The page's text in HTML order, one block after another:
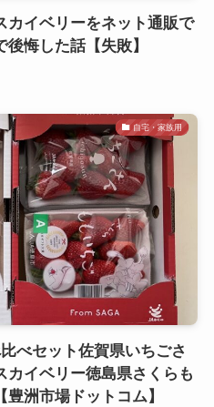
カイベリーをネット通販で
悔した話【失敗】
自宅・家族用
べセット佐賀県いちごさ
カイベリー徳島県さくらも
洲市場ドットコム】